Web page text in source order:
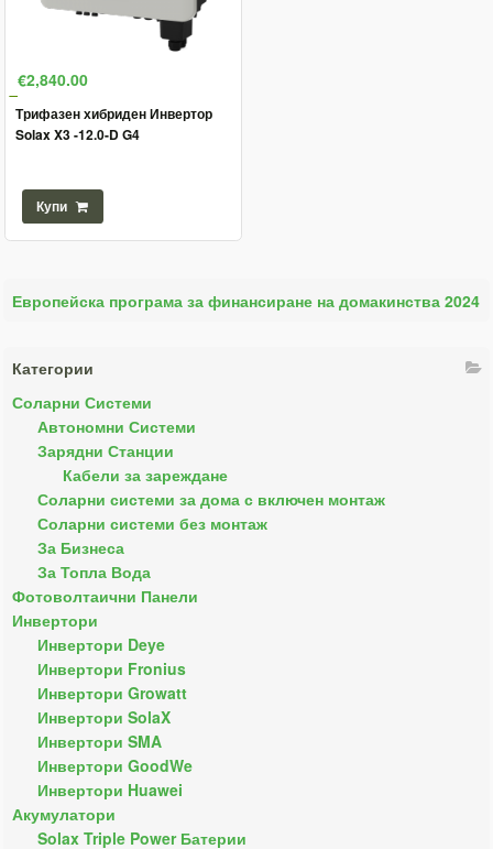
€2,840.00
Трифазен хибриден Инвертор
Solax X3 -12.0-D G4
Купи
Европейска програма за финансиране на домакинства 2024
Категории
Соларни Системи
Автономни Системи
Зарядни Станции
Кабели за зареждане
Соларни системи за дома с включен монтаж
Соларни системи без монтаж
За Бизнеса
За Топла Вода
Фотоволтаични Панели
Инвертори
Инвертори Deye
Инвертори Fronius
Инвертори Growatt
Инвертори SolaX
Инвертори SMA
Инвертори GoodWe
Инвертори Huawei
Акумулатори
Solax Triple Power Батерии